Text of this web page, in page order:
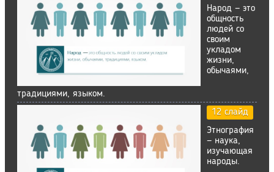
Народ — это
общность
людей со
своим
укладом
жизни,
обычаями,
традициями, языком.
12 слайд
Этнография
— наука,
изучающая
народы.